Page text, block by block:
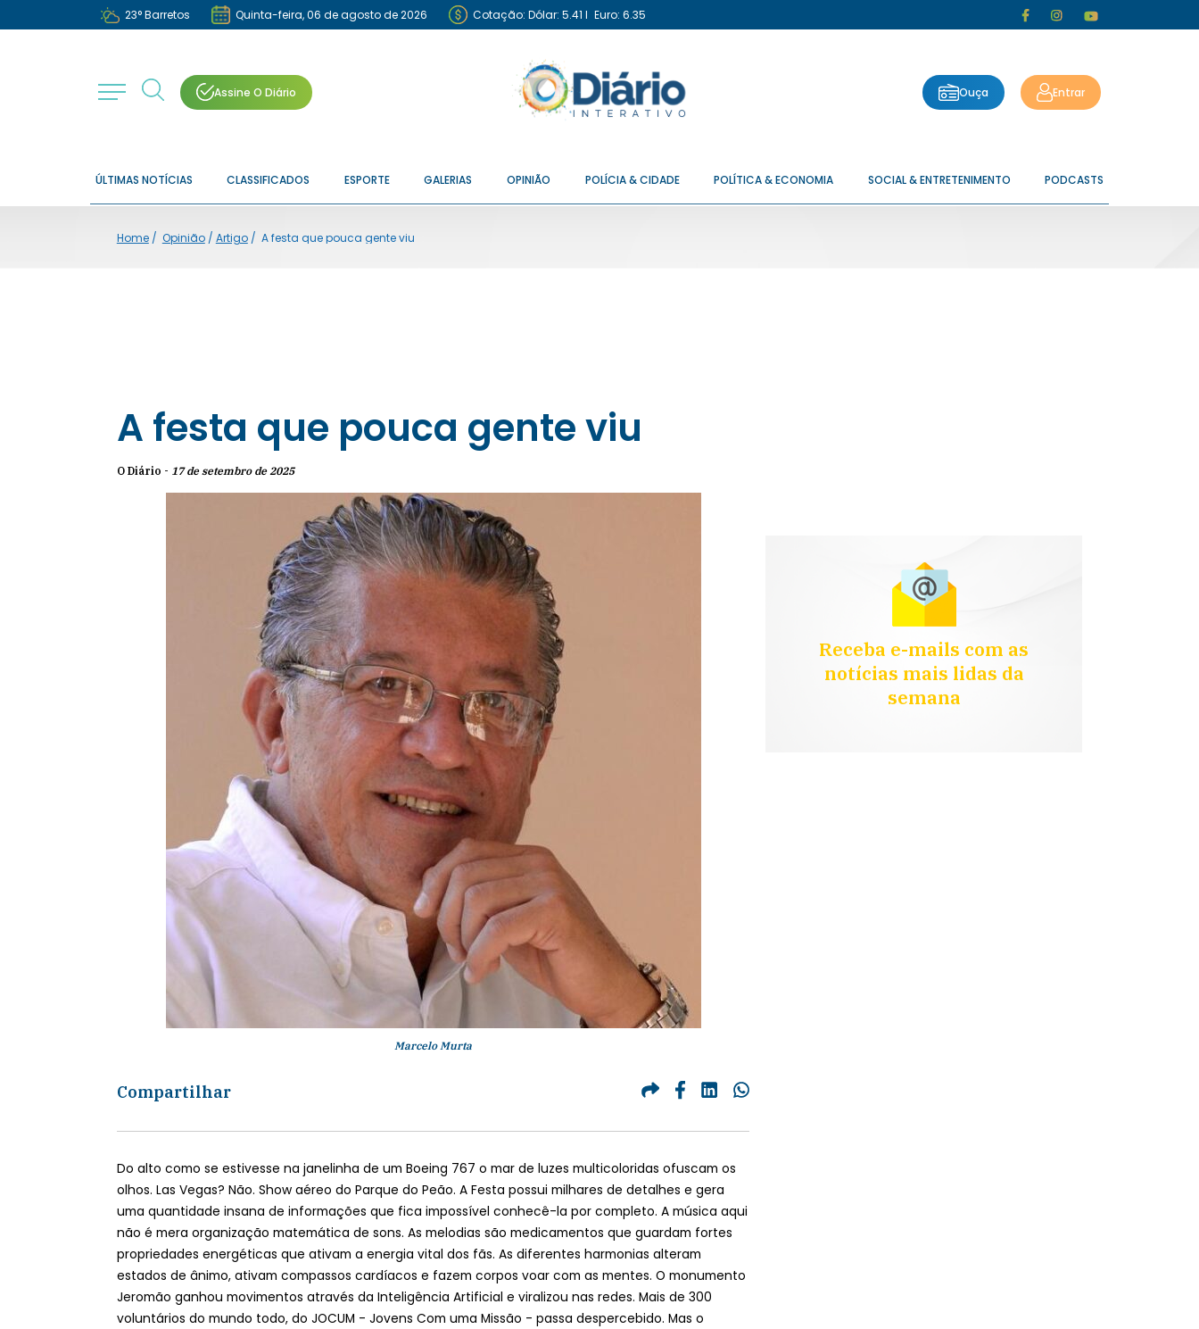
23°Barretos Quinta-feira, 06 de agosto de 2026 Cotação: Dólar: 5.41 I Euro: 6.35
Assine O Diário Ouça Entrar
ÚLTIMAS NOTÍCIAS CLASSIFICADOS ESPORTE GALERIAS OPINIÃO POLÍCIA & CIDADE POLÍTICA & ECONOMIA SOCIAL & ENTRETENIMENTO PODCASTS
Home/ Opinião/ Artigo/ A festa que pouca gente viu
A festa que pouca gente viu
O Diário - 17 de setembro de 2025
Marcelo Murta
Compartilhar
Do alto como se estivesse na janelinha de um Boeing 767 o mar de luzes multicoloridas ofuscam os
olhos. Las Vegas? Não. Show aéreo do Parque do Peão. A Festa possui milhares de detalhes e gera
uma quantidade insana de informações que fica impossível conhecê-la por completo. A música aqui
não é mera organização matemática de sons. As melodias são medicamentos que guardam fortes
propriedades energéticas que ativam a energia vital dos fãs. As diferentes harmonias alteram
estados de ânimo, ativam compassos cardíacos e fazem corpos voar com as mentes. O monumento
Jeromão ganhou movimentos através da Inteligência Artificial e viralizou nas redes. Mais de 300
voluntários do mundo todo, do JOCUM - Jovens Com uma Missão - passa despercebido. Mas o
Receba e-mails com as
notícias mais lidas da
semana